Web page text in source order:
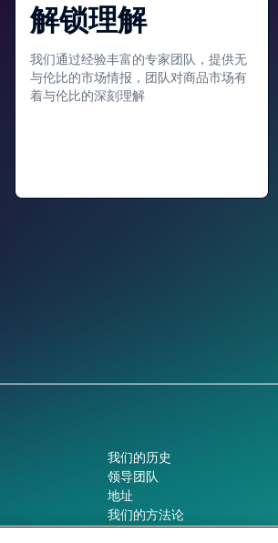
解锁理解
我们通过经验丰富的专家团队，提供无
与伦比的市场情报，团队对商品市场有
着与伦比的深刻理解
我们的历史
领导团队
地址
我们的方法论